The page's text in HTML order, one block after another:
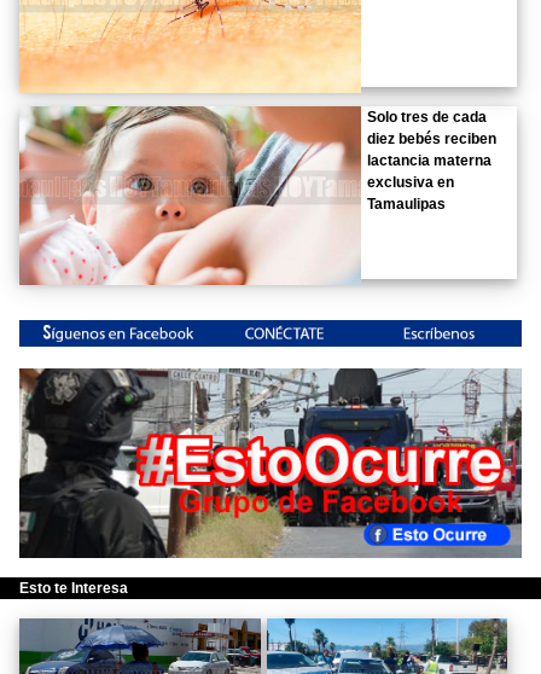
Solo tres de cada
diez bebés reciben
lactancia materna
exclusiva en
Tamaulipas
Esto te Interesa